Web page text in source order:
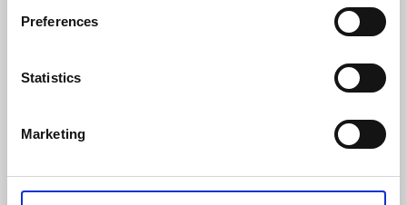
Preferences
Statistics
Marketing
Vandra Leder